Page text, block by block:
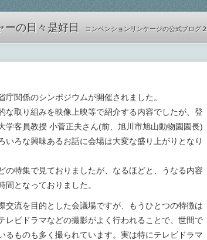
の日々是好日 コンベンションリンケージの公式ブログ２
庁関係のシンポジウムが開催されました。
な取り組みを映像上映等で紹介する内容でしたが、登
学客員教授 小菅正夫さん(前、旭川市旭山動物園園長)
いろな興味あるお話に会場は大変な盛り上がりとなり
の特集で見ておりましたが、なるほどと、うなる内容
間となっておりました。
交流を目的とした会議場ですが、もうひとつの特徴は
レビドラマなどの撮影がよく行われることで、世間で
るものも多く撮られています。実は特にテレビドラマ